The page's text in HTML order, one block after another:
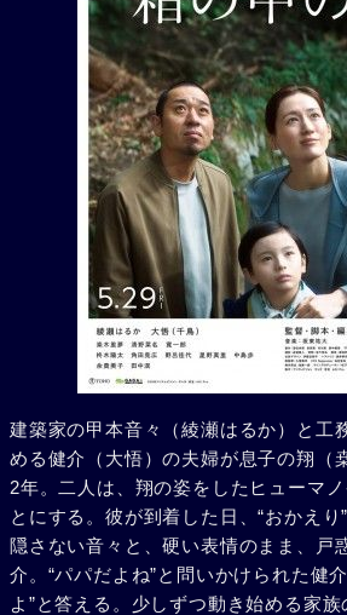
建築家の甲本音々（綾瀬はるか）と工
める健介（大悟）の夫婦が息子の翔（
2年。二人は、翔の姿をしたヒューマ
とにする。彼が到着した日、“おかえ
隠さない音々と、硬い表情のまま、戸
介。“パパだよね”と問いかけられた健
よ”と答える。少しずつ動き始める家